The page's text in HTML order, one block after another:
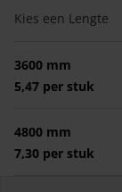
Kies een Lengte
3600 mm
5,47 per stuk
4800 mm
7,30 per stuk